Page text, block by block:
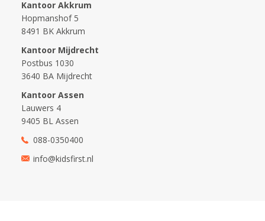
Kantoor Akkrum
Hopmanshof 5
8491 BK Akkrum
Kantoor Mijdrecht
Postbus 1030
3640 BA Mijdrecht
Kantoor Assen
Lauwers 4
9405 BL Assen
088-0350400
info@kidsfirst.nl